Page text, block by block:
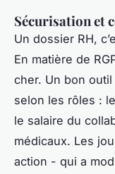
Sécurisation et
Un dossier RH,
En matière de
cher. Un bon
selon les rôles :
le salaire du
médicaux. Les
action - qui a